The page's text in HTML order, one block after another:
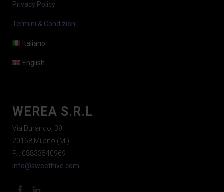
Privacy Policy
Termini & Condizioni
Italiano
English
WEREA S.R.L
Via Durando, 39
20158 Milano (MI)
P.I. 08833540969
info@sweethive.com